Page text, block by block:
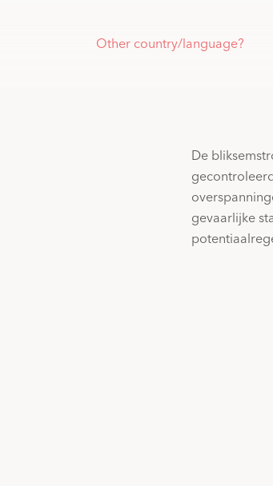
Other country/language?
De
gevaarlijke